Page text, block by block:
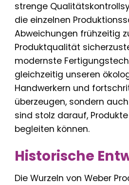
strenge
die einzelnen
Abweichungen frühzeitig
Produktqualität
modernste
gleichzeitig unseren
Handwerkern und
überzeugen, sondern
sind stolz darauf,
begleiten können.
Historische
Die Wurzeln von Weber